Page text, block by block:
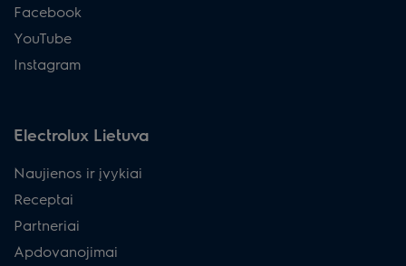
Facebook
YouTube
Instagram
Electrolux Lietuva
Naujienos ir įvykiai
Receptai
Partneriai
Apdovanojimai